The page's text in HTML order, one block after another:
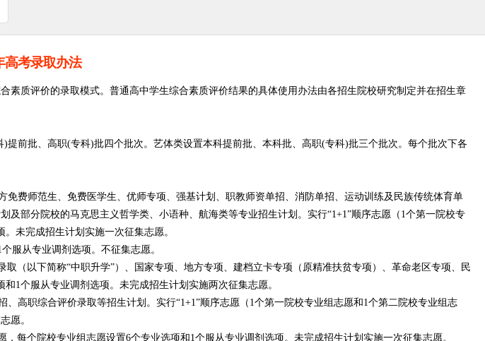
高考录取办法
质评价的录取模式。普通高中学生综合素质评价结果的具体使用办法由各招生院校研究制定并在招生章
批、高职(专科)批四个批次。艺体类设置本科提前批、本科批、高职(专科)批三个批次。每个批次下各
师范生、免费医学生、优师专项、强基计划、职教师资单招、消防单招、运动训练及民族传统体育单
部分院校的马克思主义哲学类、小语种、航海类等专业招生计划。实行“1+1”顺序志愿（1个第一院校专
未完成招生计划实施一次征集志愿。
从专业调剂选项。不征集志愿。
以下简称“中职升学”）、国家专项、地方专项、建档立卡专项（原精准扶贫专项）、革命老区专项、民
1个服从专业调剂选项。未完成招生计划实施两次征集志愿。
职综合评价录取等招生计划。实行“1+1”顺序志愿（1个第一院校专业组志愿和1个第二院校专业组志
愿。
个院校专业组志愿设置6个专业选项和1个服从专业调剂选项。未完成招生计划实施一次征集志愿。